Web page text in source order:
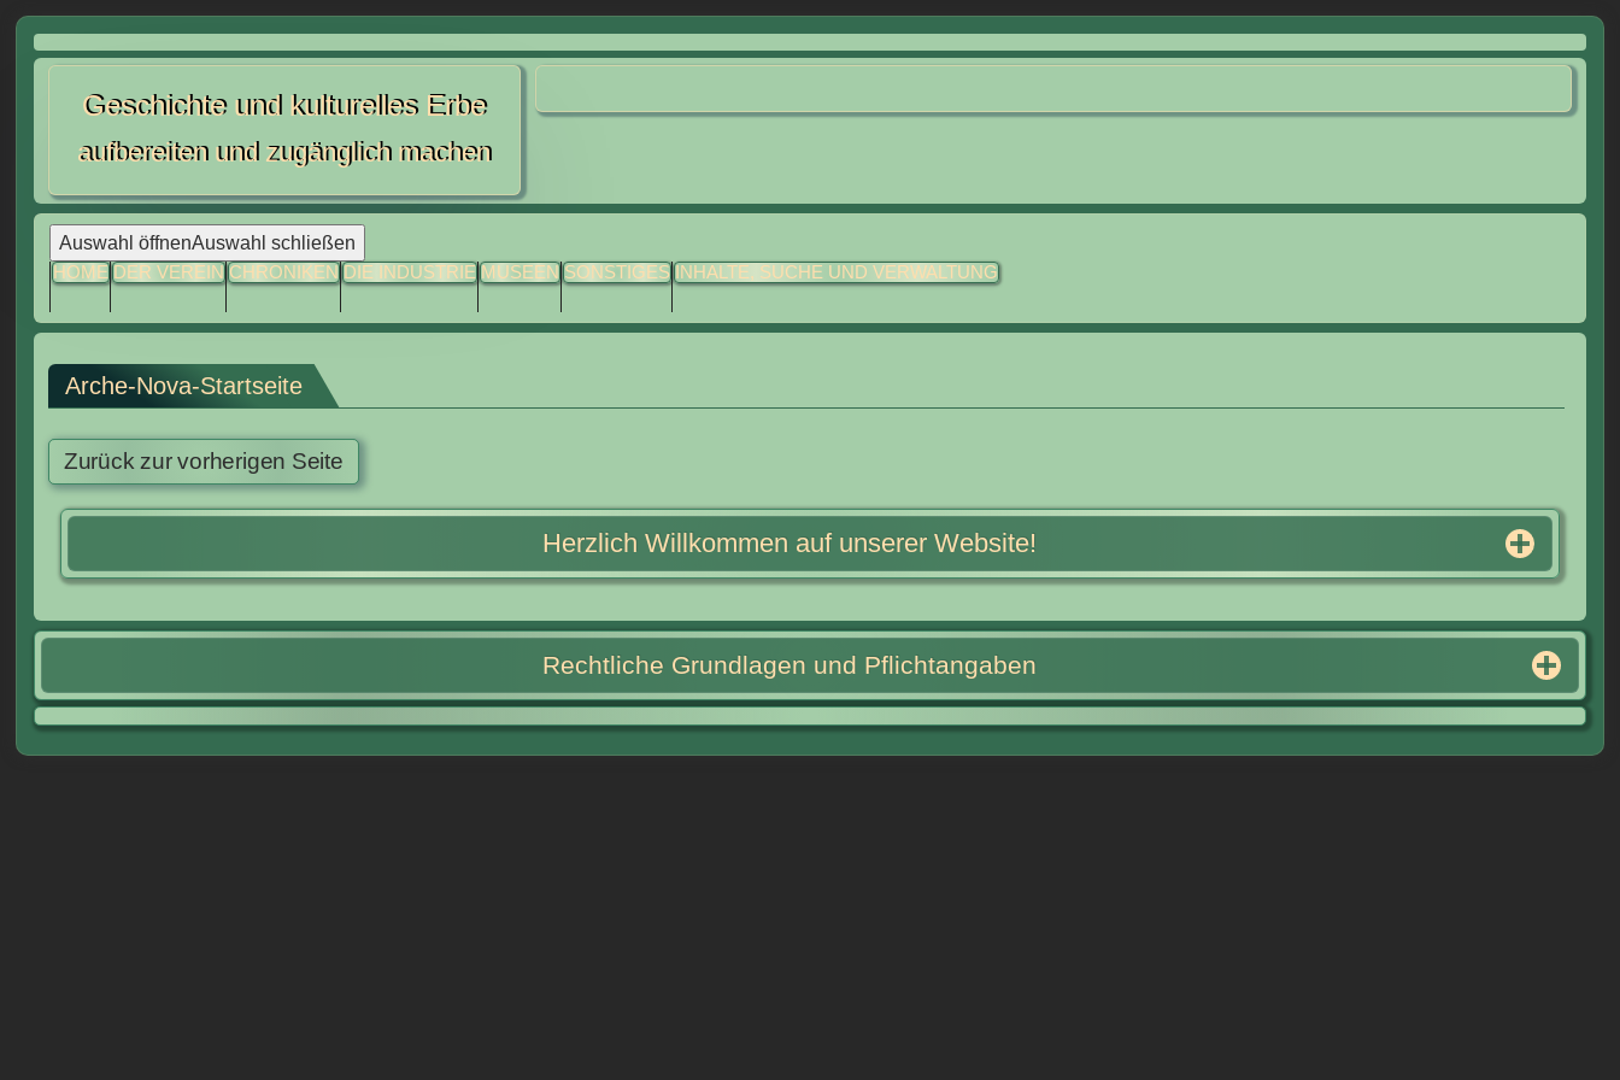
Skip
contentGeschichte und kulturelles Erbe
aufbereiten und zugänglich machen
Auswahl öffnenAuswahl schließen
HOME DER VEREIN CHRONIKEN DIE INDUSTRIE MUSEEN SONSTIGES INHALTE, SUCHE UND VERWALTUNG
Arche-Nova-Startseite
Herzlich Willkommen auf unserer Website!
Rechtliche Grundlagen und Pflichtangaben